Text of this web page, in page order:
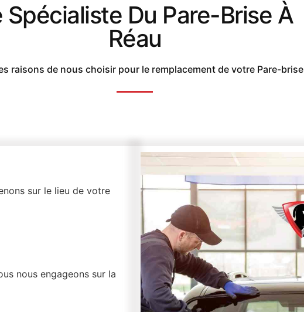
Spécialiste Du Pare-Brise À
Réau
raisons de nous choisir pour le remplacement de votre Pare-brise
sur le lieu de votre
nous engageons sur la